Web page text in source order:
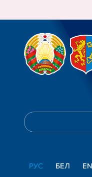
РУС БЕЛ